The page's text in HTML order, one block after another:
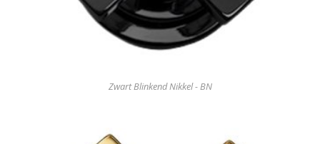
Zwart Blinkend Nikkel - BN